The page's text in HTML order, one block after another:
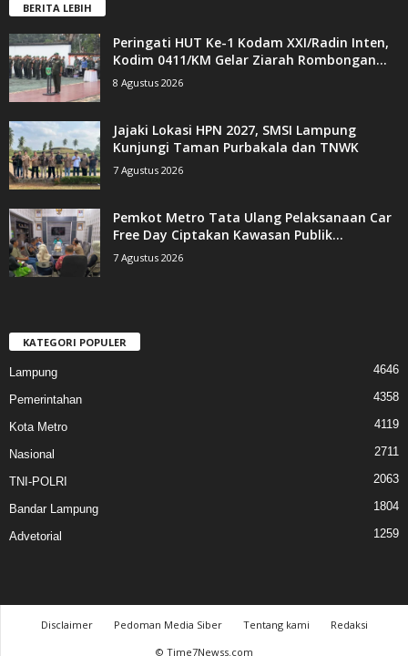
BERITA LEBIH
Peringati HUT Ke-1 Kodam XXI/Radin Inten,
Kodim 0411/KM Gelar Ziarah Rombongan...
8 Agustus 2026
Jajaki Lokasi HPN 2027, SMSI Lampung
Kunjungi Taman Purbakala dan TNWK
7 Agustus 2026
Pemkot Metro Tata Ulang Pelaksanaan Car
Free Day Ciptakan Kawasan Publik...
7 Agustus 2026
KATEGORI POPULER
Lampung 4646
Pemerintahan 4358
Kota Metro 4119
Nasional 2711
TNI-POLRI 2063
Bandar Lampung 1804
Advetorial 1259
Disclaimer Pedoman Media Siber Tentang kami
Redaksi
© Time7Newss.com